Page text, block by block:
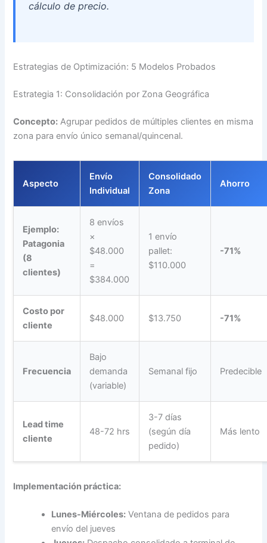
cálculo de precio.
Estrategias de Optimización: 5 Modelos Probados
Estrategia 1: Consolidación por Zona Geográfica
Concepto: Agrupar pedidos de múltiples clientes en misma
zona para envío único semanal/quincenal.
Aspecto
Envío
Individual
Consolidado
Zona
Ahorro
Ejemplo:
Patagonia
(8
clientes)
8 envíos
×
$48.000
=
$384.000
1 envío
pallet:
$110.000
-71%
Costo por
cliente
$48.000 $13.750 -71%
Frecuencia
Bajo
demanda
(variable)
Semanal fijo Predecible
Lead time
cliente
48-72 hrs
3-7 días
(según día
pedido)
Más lento
Implementación práctica:
Lunes-Miércoles: Ventana de pedidos para
envío del jueves